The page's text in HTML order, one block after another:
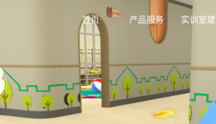
首页 产品服务 实训室